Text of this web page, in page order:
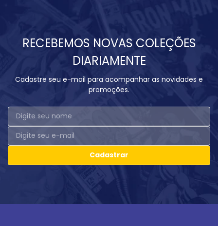
RECEBEMOS NOVAS COLEÇÕES
DIARIAMENTE
Cadastre seu e-mail para acompanhar as novidades e
promoções.
Cadastrar